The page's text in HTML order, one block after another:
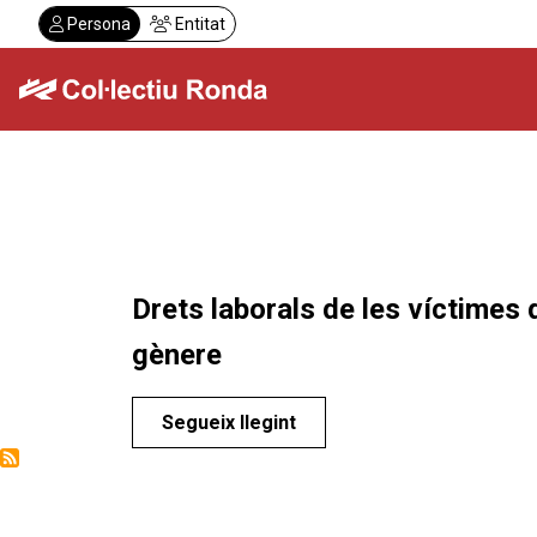
al
contingut
Persona Entitat
Drets laborals de les víctimes
gènere
Segueix llegint